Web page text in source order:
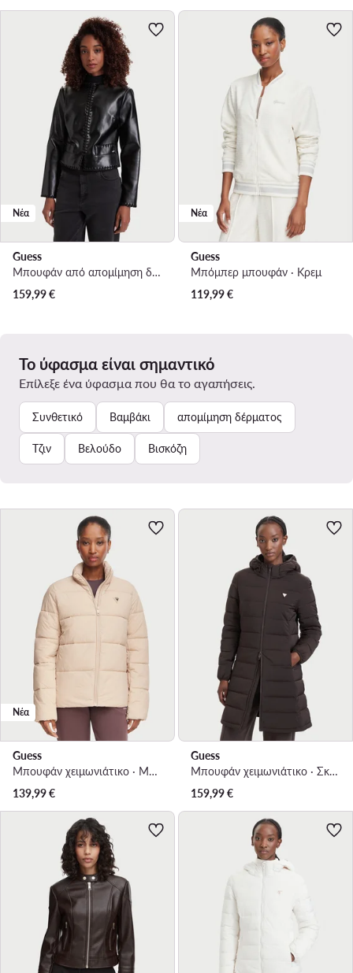
Νέα
Guess
Μπουφάν από απομίμηση δέρματος · Μαύρο
159,99€
Νέα
Guess
Μπόμπερ μπουφάν · Κρεμ
119,99€
Το ύφασμα είναι σημαντικό
Επίλεξε ένα ύφασμα που θα το αγαπήσεις.
Συνθετικό Βαμβάκι απομίμηση δέρματος
Τζιν Βελούδο Βισκόζη
Νέα
Guess
Μπουφάν χειμωνιάτικο · Μπεζ
139,99€
Guess
Μπουφάν χειμωνιάτικο · Σκούρο καφέ
159,99€